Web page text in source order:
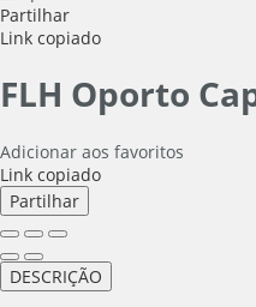
Partilhar
Link copiado
FLH Oporto
Adicionar aos favoritos
Link copiado
Partilhar
DESCRIÇÃO